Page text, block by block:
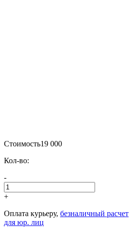
Стоимость19 000
Кол-во:
-
+
Оплата курьеру, безналичный расчет
для юр. лиц